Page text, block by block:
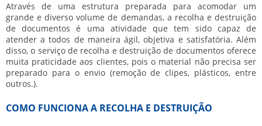
Através de uma estrutura preparada para acomodar um
grande e diverso volume de demandas, a recolha e destruição
de documentos é uma atividade que tem sido capaz de
atender a todos de maneira ágil, objetiva e satisfatória. Além
disso, o serviço de recolha e destruição de documentos oferece
muita praticidade aos clientes, pois o material não precisa ser
preparado para o envio (remoção de clipes, plásticos, entre
outros.).
COMO FUNCIONA A RECOLHA E DESTRUIÇÃO